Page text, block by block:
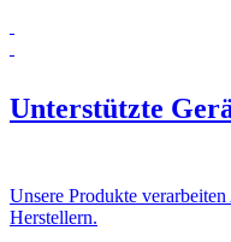
Unterstützte
Unsere Produkte
Herstellern.